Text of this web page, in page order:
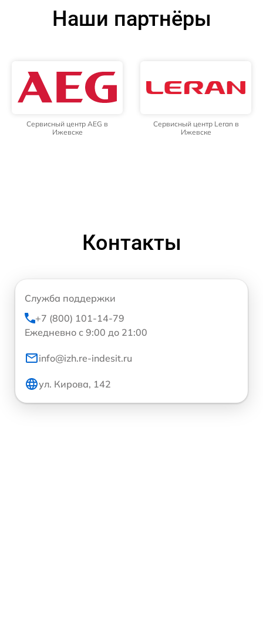
Наши партнёры
Сервисный центр AEG в
Ижевске
Сервисный центр Leran в
Ижевске
Контакты
Служба поддержки
+7 (800) 101-14-79
Ежедневно с 9:00 до 21:00
info@izh.re-indesit.ru
ул. Кирова, 142